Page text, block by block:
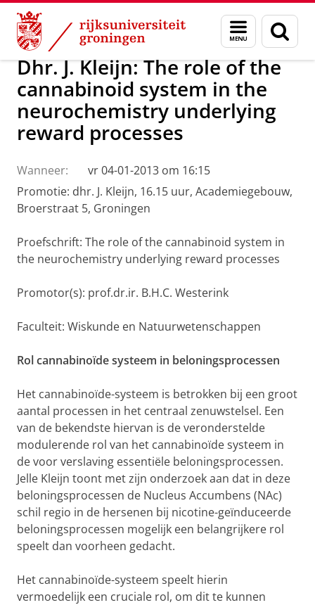
Skip
Content
Skip
Navigation
Menu
en
zoeken
Over ons Actueel Nieuws
Dhr. J. Kleijn: The role of the
cannabinoid system in the
neurochemistry underlying
reward processes
Wanneer:
vr 04-01-2013 om 16:15
Promotie: dhr. J. Kleijn, 16.15 uur, Academiegebouw,
Broerstraat 5, Groningen
Proefschrift: The role of the cannabinoid system in
the neurochemistry underlying reward processes
Promotor(s): prof.dr.ir. B.H.C. Westerink
Faculteit: Wiskunde en Natuurwetenschappen
Rol cannabinoïde systeem in beloningsprocessen
Het cannabinoïde-systeem is betrokken bij een groot
aantal processen in het centraal zenuwstelsel. Een
van de bekendste hiervan is de veronderstelde
modulerende rol van het cannabinoïde systeem in
de voor verslaving essentiële beloningsprocessen.
Jelle Kleijn toont met zijn onderzoek aan dat in deze
beloningsprocessen de Nucleus Accumbens (NAc)
schil regio in de hersenen bij nicotine-geïnduceerde
beloningsprocessen mogelijk een belangrijkere rol
speelt dan voorheen gedacht.
Het cannabinoïde-systeem speelt hierin
vermoedelijk een cruciale rol, om dit te kunnen